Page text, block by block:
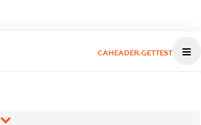
CAHEADER.GETTEST